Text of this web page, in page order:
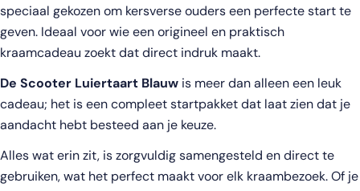
speciaal gekozen om kersverse ouders een perfecte start te
geven. Ideaal voor wie een origineel en praktisch
kraamcadeau zoekt dat direct indruk maakt.
De Scooter Luiertaart Blauw is meer dan alleen een leuk
cadeau; het is een compleet startpakket dat laat zien dat je
aandacht hebt besteed aan je keuze.
Alles wat erin zit, is zorgvuldig samengesteld en direct te
gebruiken, wat het perfect maakt voor elk kraambezoek. Of je